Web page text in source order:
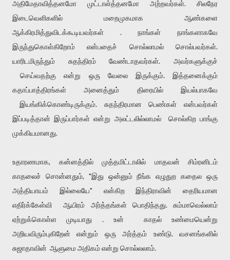
அதிமேதாவித்தனமோ முட்டாள்த்தனமோ அற்றவர்கள். சிலநேர
இடைவெளிகளில் மறைமுகமாக ஆண்களை
ஆக்கிரமித்துவிடக்கூடியவர்கள் . நாங்கள் நாங்களாகவே
இருந்துகொள்கிறோம் என்பதைச் சொல்லாமல் சொல்பவர்கள்.
யாரிடமிருந்தும் சுதந்திரம் வேண்டாதவர்கள். அவர்களுக்குச்
செய்வதற்கு என்று ஒரு வேலை இருக்கும். இத்தனைக்கும்
கதாப்பாத்திரங்கள் அனைத்தும் திரையில் இயல்பாகவே
இயங்கிக்கொண்டிருக்கும். சுதந்திரமான பெண்கள் என்பவர்கள்
இப்படித்தான் இருப்பார்கள் என்று அலட்டலில்லாமல் சொல்கிற பாங்கு
முக்கியமானது.
உதாரணமாக, கன்னத்தில் முத்தமிட்டாலில் மாதவன் சிம்ரனிடம்
காதலைச் சொன்னதும், "இது ஒன்னும் நீங்க எழுதுற கதைல ஒரு
அத்தியாயம் இல்லையே" என்கிற இந்திராவின் தைரியமான
எதிர்க்கேள்வி ஆயிரம் அர்த்தங்கள் பொதிந்தது. சும்மாவெல்லாம்
ஏற்றுக்கொள்ள முடியாது . உன் காதல் உண்மையென்று
அறியவிரும்புகிறேன் என்றும் ஒரு அர்த்தம் உண்டு. வசனங்களில்
சுஜாதாவின் ஆளுமை அதிகம் என்று சொல்லலாம்.